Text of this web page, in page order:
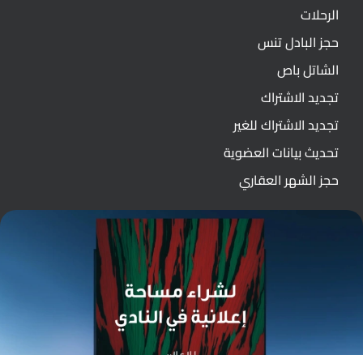
الرحلات
حجز البادل تنس
الشاتل باص
تجديد الاشتراك
تجديد الاشتراك للغير
تحديث بيانات العضوية
حجز الشهر العقاري